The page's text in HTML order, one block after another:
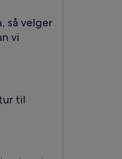
så velger
vi
til